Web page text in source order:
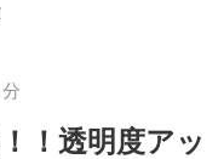
！透明度アッ